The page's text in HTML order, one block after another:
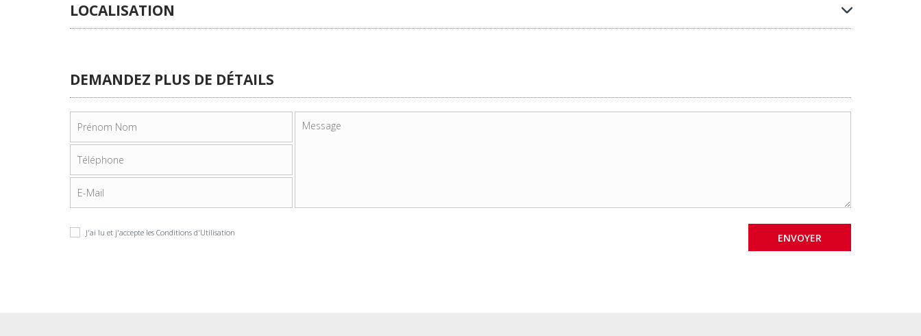
LOCALISATION
DEMANDEZ PLUS DE DÉTAILS
J'ai lu et j'accepte les Conditions d'Utilisation